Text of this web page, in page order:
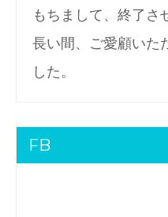
もちまして、終了さ
長い間、ご愛顧いた
した。
FB